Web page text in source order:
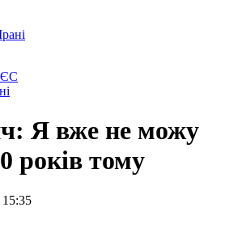
ЄС
Я вже не можу
років тому